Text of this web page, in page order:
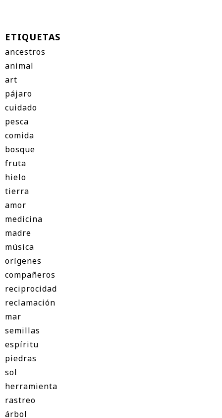
ETIQUETAS
ancestros
animal
art
pájaro
cuidado
pesca
comida
bosque
fruta
hielo
tierra
amor
medicina
madre
música
orígenes
compañeros
reciprocidad
reclamación
mar
semillas
espíritu
piedras
sol
herramienta
rastreo
árbol